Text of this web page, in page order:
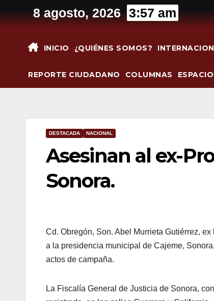
al
8 agosto, 2026 3:57 am
INICIO ¿QUIÉNES SOMOS?
REPORTE CIUDADANO COLUMNAS
DESTACADA NACIONAL
Asesinan al ex-
Sonora.
Cd. Obregón, Son. Abel Murrieta Gutiérrez,
a la presidencia municipal de Cajeme,
actos de campaña.
La Fiscalía General de Justicia de Sonora,